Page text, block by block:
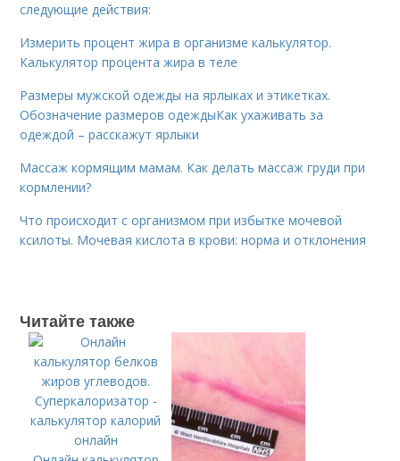
следующие действия:
Измерить процент жира в организме калькулятор.
Калькулятор процента жира в теле
Размеры мужской одежды на ярлыках и этикетках.
Обозначение размеров одеждыКак ухаживать за
одеждой – расскажут ярлыки
Массаж кормящим мамам. Как делать массаж груди при
кормлении?
Что происходит с организмом при избытке мочевой
ксилоты. Мочевая кислота в крови: норма и отклонения
Читайте также